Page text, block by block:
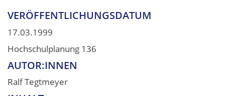
VERÖFFENTLICHUNGSDATUM
17.03.1999
Hochschulplanung 136
AUTOR:INNEN
Ralf Tegtmeyer